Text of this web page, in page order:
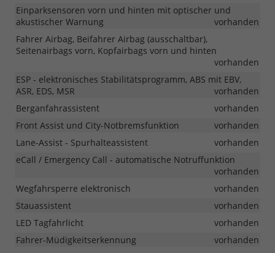
Einparksensoren vorn und hinten mit optischer und
akustischer Warnung
vorhanden
Fahrer Airbag, Beifahrer Airbag (ausschaltbar),
Seitenairbags vorn, Kopfairbags vorn und hinten
vorhanden
ESP - elektronisches Stabilitätsprogramm, ABS mit EBV,
ASR, EDS, MSR
vorhanden
Berganfahrassistent
vorhanden
Front Assist und City-Notbremsfunktion
vorhanden
Lane-Assist - Spurhalteassistent
vorhanden
eCall / Emergency Call - automatische Notruffunktion
vorhanden
Wegfahrsperre elektronisch
vorhanden
Stauassistent
vorhanden
LED Tagfahrlicht
vorhanden
Fahrer-Müdigkeitserkennung
vorhanden